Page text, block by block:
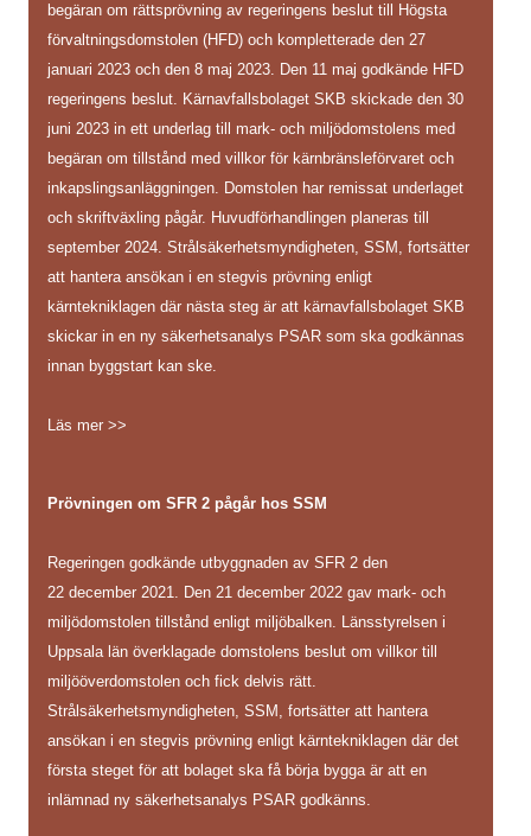
begäran om rättsprövning av regeringens beslut till Högsta
förvaltningsdomstolen (HFD) och kompletterade den 27
januari 2023 och den 8 maj 2023. Den 11 maj godkände HFD
regeringens beslut. Kärnavfallsbolaget SKB skickade den 30
juni 2023 in ett underlag till mark- och miljödomstolens med
begäran om tillstånd med villkor för kärnbränsleförvaret och
inkapslingsanläggningen. Domstolen har remissat underlaget
och skriftväxling pågår. Huvudförhandlingen planeras till
september 2024. Strålsäkerhetsmyndigheten, SSM, fortsätter
att hantera ansökan i en stegvis prövning enligt
kärntekniklagen där nästa steg är att kärnavfallsbolaget SKB
skickar in en ny säkerhetsanalys PSAR som ska godkännas
innan byggstart kan ske.
Läs mer >>
Prövningen om SFR 2 pågår hos SSM
Regeringen godkände utbyggnaden av SFR 2 den
22 december 2021. Den 21 december 2022 gav mark- och
miljödomstolen tillstånd enligt miljöbalken. Länsstyrelsen i
Uppsala län överklagade domstolens beslut om villkor till
miljööverdomstolen och fick delvis rätt.
Strålsäkerhetsmyndigheten, SSM, fortsätter att hantera
ansökan i en stegvis prövning enligt kärntekniklagen där det
första steget för att bolaget ska få börja bygga är att en
inlämnad ny säkerhetsanalys PSAR godkänns.